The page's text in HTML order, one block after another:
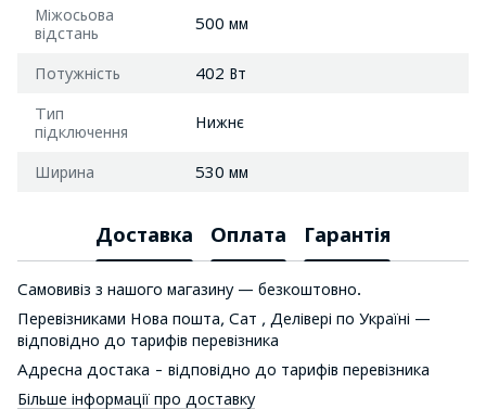
Міжосьова
відстань
500 мм
Потужність 402 Вт
Тип
підключення
Нижнє
Ширина 530 мм
Доставка Оплата Гарантія
Самовивіз з нашого магазину — безкоштовно.
Перевізниками Нова пошта, Сат , Делівері по Україні —
відповідно до тарифів перевізника
Адресна достака - відповідно до тарифів перевізника
Більше інформації про доставку